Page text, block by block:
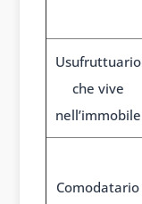
Usufruttuario
che vive
nell’immobile
Comodatario